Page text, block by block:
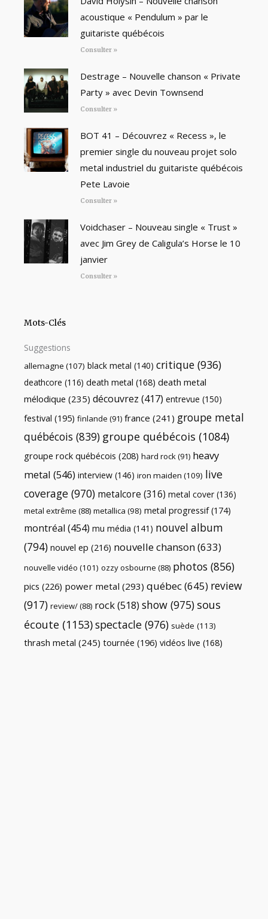
acoustique « Pendulum » par le
guitariste québécois
Consulter »
Destrage – Nouvelle chanson « Private
Party » avec Devin Townsend
Consulter »
BOT 41 – Découvrez « Recess », le
premier single du nouveau projet solo
metal industriel du guitariste québécois
Pete Lavoie
Consulter »
Voidchaser – Nouveau single « Trust »
avec Jim Grey de Caligula’s Horse le 10
janvier
Consulter »
Mots-Clés
Suggestions
allemagne (107) black metal (140) critique (936)
deathcore (116) death metal (168) death metal
mélodique (235) découvrez (417) entrevue (150)
festival (195) finlande (91) france (241) groupe metal
québécois (839) groupe québécois (1084)
groupe rock québécois (208) hard rock(91) heavy
metal (546) interview (146) iron maiden (109) live
coverage (970) metalcore (316) metal cover (136)
metal extrême (88) metallica (98) metal progressif(174)
montréal (454) mu média (141) nouvel album
(794) nouvel ep (216) nouvelle chanson(633)
nouvelle vidéo (101) ozzy osbourne (88) photos (856)
pics (226) power metal (293) québec(645) review
(917) review/(88) rock(518) show (975) sous
écoute (1153)spectacle (976) suède (113)
thrash metal (245) tournée (196) vidéos live (168)